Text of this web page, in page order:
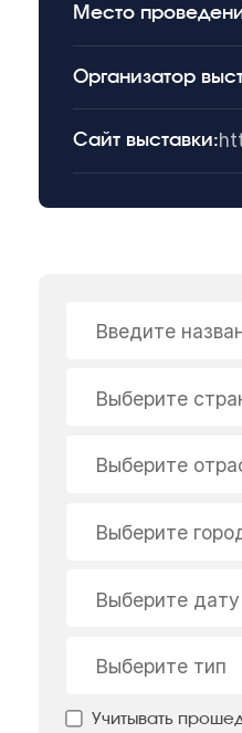
Место
Организатор
Сайт выставки:
Введите
Выберите
Выберите
Выберите
Выберите дату
Выберите тип
Учитывать